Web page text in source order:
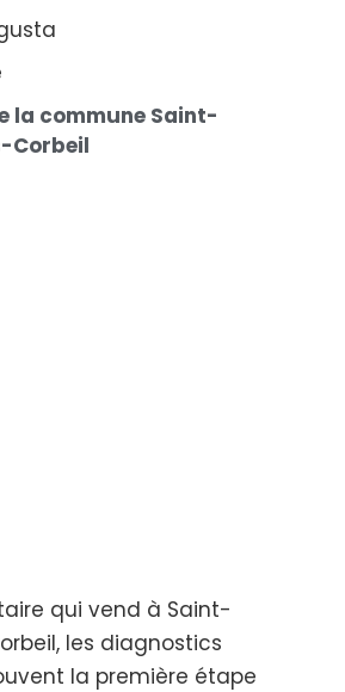
la commune Saint-
Corbeil
qui vend à Saint-
les diagnostics
la première étape